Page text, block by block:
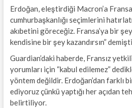
Erdoğan, eleştirdiği Macron’a
cumhurbaşkanlığı seçimlerini
akıbetini göreceğiz. Fransa’ya bir
kendisine bir şey kazandırsın”
Guardian’daki haberde, Fransız
yorumları için “kabul edilemez”
yöntem değildir. Erdoğan’dan farklı
ediyoruz çünkü yaptığı her açıdan
belirtiliyor.